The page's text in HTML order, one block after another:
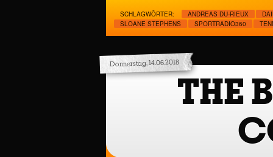
SCHLAGWÖRTER: ANDREAS DU-RIEUX
SLOANE STEPHENS
SPORTRADIO360
Donnerstag, 14.06.2018
THE